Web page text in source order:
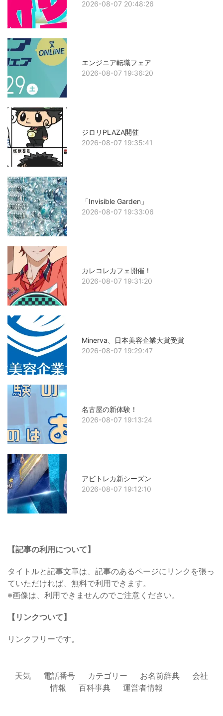
2026-08-07 20:48:26
エンジニア転職フェア
2026-08-07 19:36:20
ジロリPLAZA開催
2026-08-07 19:35:41
「Invisible Garden」
2026-08-07 19:33:06
カレコレカフェ開催！
2026-08-07 19:31:20
Minerva、日本美容企業大賞受賞
2026-08-07 19:29:47
名古屋の新体験！
2026-08-07 19:13:24
アビトレカ新シーズン
2026-08-07 19:12:10
【記事の利用について】
タイトルと記事文章は、記事のあるページにリンクを張っ
ていただければ、無料で利用できます。
※画像は、利用できませんのでご注意ください。
【リンクついて】
リンクフリーです。
天気 電話番号 カテゴリー お名前辞典
会社
情報
百科事典 運営者情報